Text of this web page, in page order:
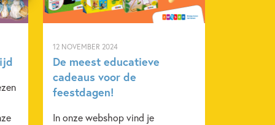
12 NOVEMBER 2024
De meest educatieve
cadeaus voor de
feestdagen!
In onze webshop vind je